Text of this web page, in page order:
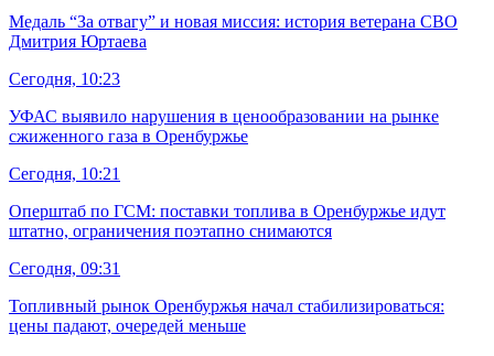
Медаль “За отвагу” и новая миссия: история ветерана СВО
Дмитрия Юртаева
Сегодня, 10:23
УФАС выявило нарушения в ценообразовании на рынке
сжиженного газа в Оренбуржье
Сегодня, 10:21
Оперштаб по ГСМ: поставки топлива в Оренбуржье идут
штатно, ограничения поэтапно снимаются
Сегодня, 09:31
Топливный рынок Оренбуржья начал стабилизироваться:
цены падают, очередей меньше